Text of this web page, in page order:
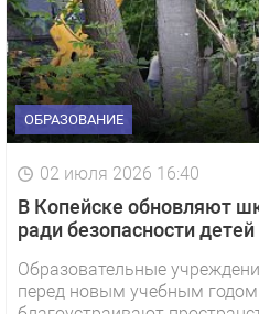
ОБРАЗОВАНИЕ
02 июля 2026 16:40
В Копейске обновляют
ради безопасности детей
Образовательные
перед новым учебным